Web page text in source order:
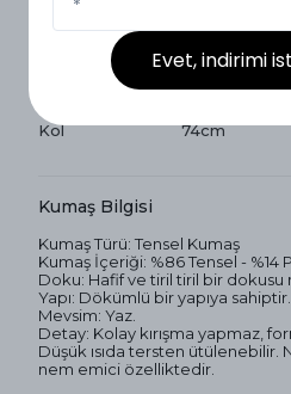
Kol 74cm
Kumaş Bilgisi
Kumaş Türü: Tensel Kumaş
Kumaş İçeriği: %86 Tensel - %14
Doku: Hafif ve tiril tiril bir
Yapı: Dökümlü bir yapıya sahiptir.
Mevsim: Yaz.
Detay: Kolay kırışma yapmaz,
Düşük ısıda tersten ütülenebilir.
nem emici özelliktedir.
Evet, indirimi